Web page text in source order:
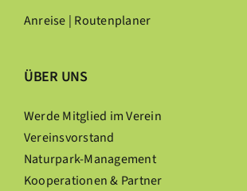
Anreise | Routenplaner
ÜBER UNS
Werde Mitglied im Verein
Vereinsvorstand
Naturpark-Management
Kooperationen & Partner